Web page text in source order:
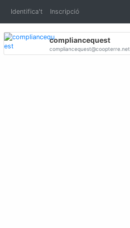
Identifica't Inscripció
compliancequest
compliancequest@coopterre.net